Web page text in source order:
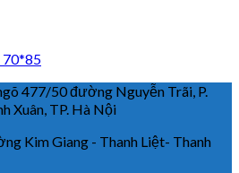
70*85
50 đường Nguyễn Trãi, P.
Xuân, TP. Hà Nội
Kim Giang - Thanh Liệt- Thanh